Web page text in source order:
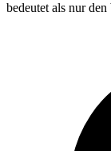
bedeutet als nur